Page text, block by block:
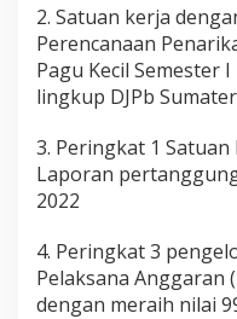
B
a
n
u
s
i
2. Satuan kerja
Perencanaan
Pagu Kecil Semester
lingkup DJPb
3. Peringkat 1
Laporan
2022
4. Peringkat 3
Pelaksana Anggaran
dengan meraih nilai